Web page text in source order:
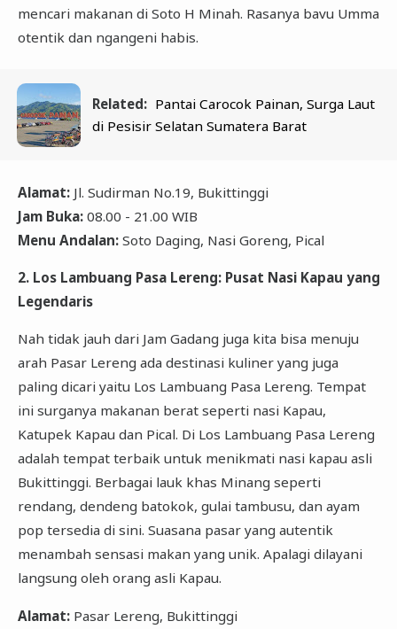
mencari makanan di Soto H Minah. Rasanya bavu Umma
otentik dan ngangeni habis.
Related: Pantai Carocok Painan, Surga Laut
di Pesisir Selatan Sumatera Barat
Alamat:Jl. Sudirman No.19, Bukittinggi
Jam Buka:08.00 - 21.00 WIB
Menu Andalan:Soto Daging, Nasi Goreng, Pical
2. Los Lambuang Pasa Lereng: Pusat Nasi Kapau yang
Legendaris
Nah tidak jauh dari Jam Gadang juga kita bisa menuju
arah Pasar Lereng ada destinasi kuliner yang juga
paling dicari yaitu Los Lambuang Pasa Lereng. Tempat
ini surganya makanan berat seperti nasi Kapau,
Katupek Kapau dan Pical. Di Los Lambuang Pasa Lereng
adalah tempat terbaik untuk menikmati nasi kapau asli
Bukittinggi. Berbagai lauk khas Minang seperti
rendang, dendeng batokok, gulai tambusu, dan ayam
pop tersedia di sini. Suasana pasar yang autentik
menambah sensasi makan yang unik. Apalagi dilayani
langsung oleh orang asli Kapau.
Alamat:Pasar Lereng, Bukittinggi